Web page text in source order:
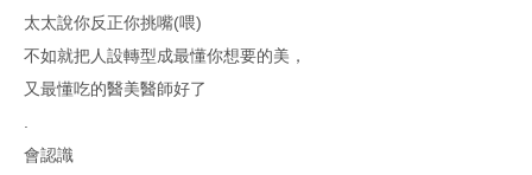
太太說你反正你挑嘴(喂)
不如就把人設轉型成最懂你想要的美，
又最懂吃的醫美醫師好了
會認識